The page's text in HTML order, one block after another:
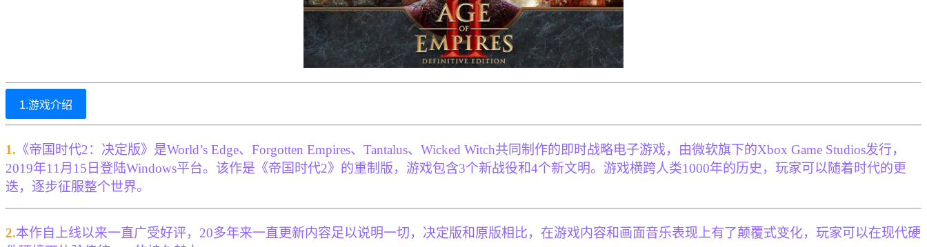
1.游戏介绍
1. 《帝国时代2：决定版》是World’s Edge、Forgotten Empires、Tantalus、Wicked Witch共同制作的即时战略电子游戏，由微软旗下的Xbox Game Studios发行，
2019年11月15日登陆Windows平台。该作是《帝国时代2》的重制版，游戏包含3个新战役和4个新文明。游戏横跨人类1000年的历史，玩家可以随着时代的更
迭，逐步征服整个世界。
2.本作自上线以来一直广受好评，20多年来一直更新内容足以说明一切，决定版和原版相比，在游戏内容和画面音乐表现上有了颠覆式变化，玩家可以在现代硬